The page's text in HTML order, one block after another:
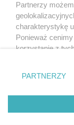
Partnerzy
charakterystykę
Ponieważ
korzystanie z
zmienić/wycofać
znajdujący się w
rodzaje
użytkownika, ale
przetwarzaniu.
PARTNERZY